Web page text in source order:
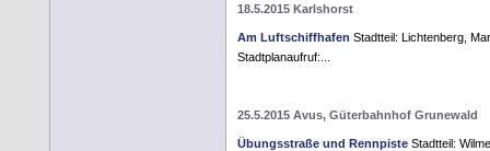
18.5.2015 Karlshorst
Am Luftschiffhafen Stadtteil: Lichtenberg,
Stadtplanaufruf:...
25.5.2015 Avus, Güterbahnhof Grunewald
Übungsstraße und Rennpiste Stadtteil: